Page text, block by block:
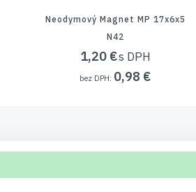
Neodymový Magnet MP 17x6x5
N42
1,20 €
0,98 €